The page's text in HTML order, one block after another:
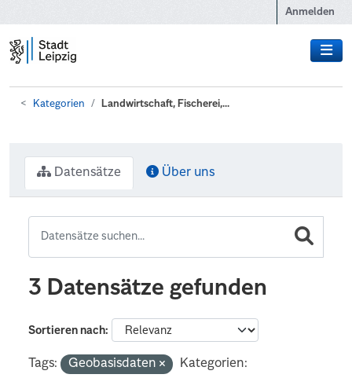
Anmelden
Kategorien Landwirtschaft, Fischerei,...
Datensätze Über uns
3 Datensätze gefunden
Sortieren nach
Tags: Geobasisdaten
Kategorien: